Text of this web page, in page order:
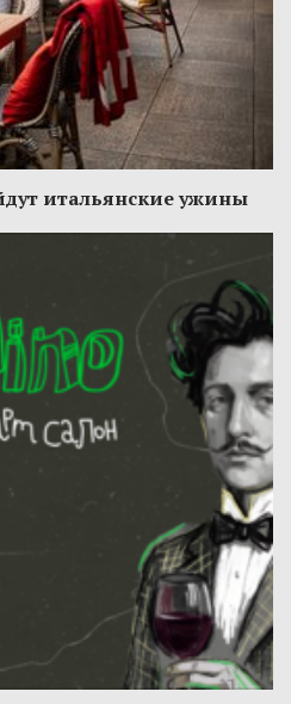
итальянские ужины